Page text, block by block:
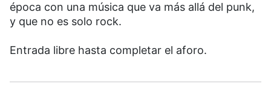
época con una música que va más allá del punk,
y que no es solo rock.
Entrada libre hasta completar el aforo.